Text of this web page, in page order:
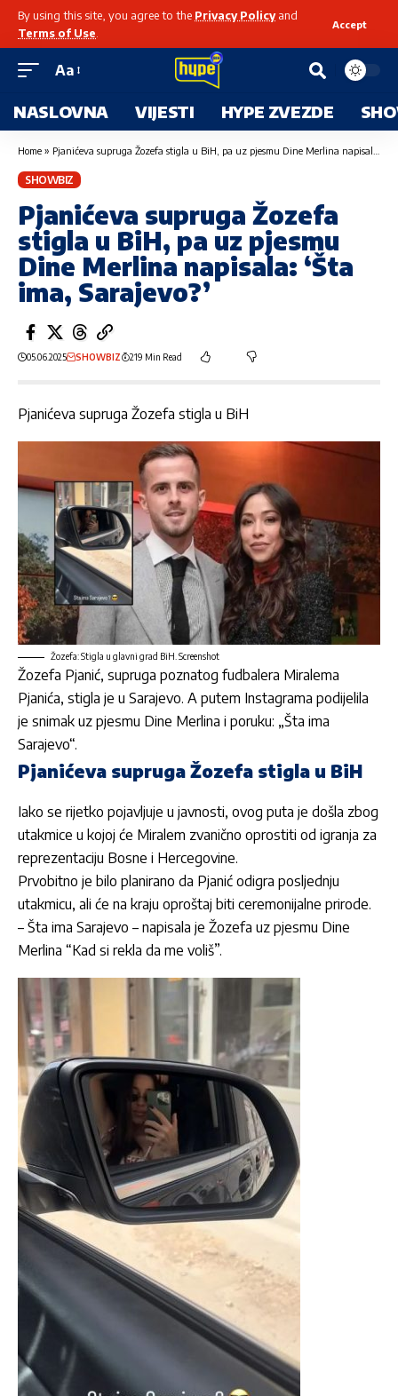
By using this site, you agree to the Privacy Policyand
Terms of Use
Accept
Aa
NASLOVNA VIJESTI HYPE ZVEZDE
Home » Pjanićeva supruga Žozefa stigla u BiH, pa uz pjesmu Dine Merlina napisala: ‘Šta ima, Sarajevo?’
SHOWBIZ
Pjanićeva supruga Žozefa
stigla u BiH, pa uz pjesmu
Dine Merlina napisala: ‘Šta
ima, Sarajevo?’
05.06.2025 SHOWBIZ 219 Min Read
Pjanićeva supruga Žozefa stigla u BiH
Žozefa: Stigla u glavni grad BiH. Screenshot
Žozefa Pjanić, supruga poznatog fudbalera Miralema
Pjanića, stigla je u Sarajevo. A putem Instagrama podijelila
je snimak uz pjesmu Dine Merlina i poruku: „Šta ima
Sarajevo“.
Pjanićeva supruga Žozefa stigla u BiH
Iako se rijetko pojavljuje u javnosti, ovog puta je došla zbog
utakmice u kojoj će Miralem zvanično oprostiti od igranja za
reprezentaciju Bosne i Hercegovine.
Prvobitno je bilo planirano da Pjanić odigra posljednju
utakmicu, ali će na kraju oproštaj biti ceremonijalne prirode.
– Šta ima Sarajevo – napisala je Žozefa uz pjesmu Dine
Merlina “Kad si rekla da me voliš”.